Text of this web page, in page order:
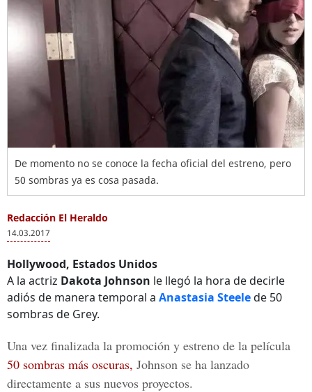
De momento no se conoce la fecha oficial del estreno, pero
50 sombras ya es cosa pasada.
Redacción El Heraldo
14.03.2017
Hollywood, Estados Unidos
A la actriz Dakota Johnson le llegó la hora de decirle
adiós de manera temporal a Anastasia Steelede 50
sombras de Grey.
Una vez finalizada la promoción y estreno de la película
50 sombras más oscuras, Johnson se ha lanzado
directamente a sus nuevos proyectos.